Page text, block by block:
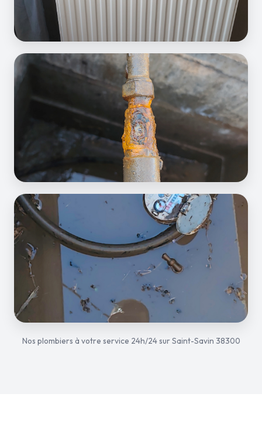
Nos plombiers à votre service 24h/24 sur Saint-Savin 38300